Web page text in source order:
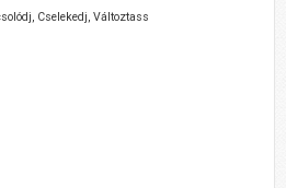
Cselekedj, Változtass